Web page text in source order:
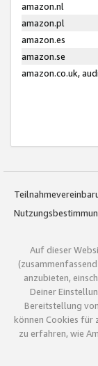
amazon.nl
amazon.pl
amazon.es
amazon.se
amazon.co.uk,
Auf dieser
anzubieten,
Deiner
Bereitstellung
können Cookies für
zu erfahren, wie